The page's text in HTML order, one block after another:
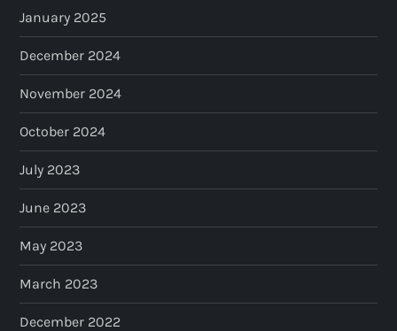
January 2025
December 2024
November 2024
October 2024
July 2023
June 2023
May 2023
March 2023
December 2022